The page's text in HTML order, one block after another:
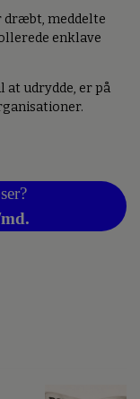
dræbt, meddelte
enklave
udrydde, er på